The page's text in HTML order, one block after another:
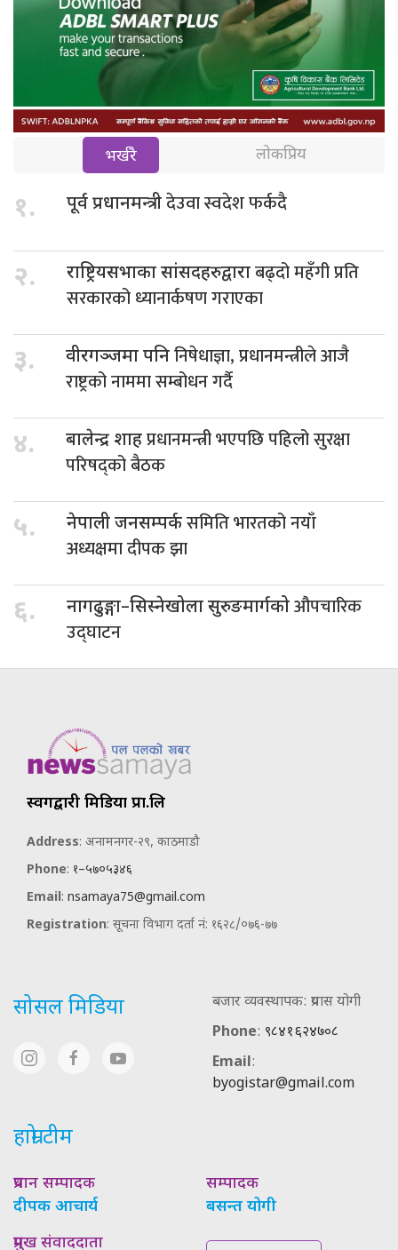
भर्खरै लोकप्रिय
१. पूर्व प्रधानमन्त्रीदेउवा स्वदेश फर्कदै
२. राष्ट्रियसभाका सांसदहरुद्वाराबढ्दो महँगी प्रति
सरकारको ध्यानार्कषण गराएका
३. वीरगञ्जमा पनिनिषेधाज्ञा, प्रधानमन्त्रीले आजै
राष्ट्रको नाममा सम्बोधन गर्दै
४. बालेन्द्र शाहप्रधानमन्त्री भएपछि पहिलो सुरक्षा
परिषद्को बैठक
५. नेपाली जनसम्पर्कसमिति भारतको नयाँ
अध्यक्षमा दीपक झा
६. नागढुङ्गा–सिस्नेखोला सुरुङमार्गकोऔपचारिक
उद्घाटन
स्वर्गद्वारी मिडिया प्रा.लि
Address: अनामनगर-२९, काठमाडौ
Phone: १–५७०५३४६
Email: nsamaya75@gmail.com
Registration: सूचना विभाग दर्ता नं: १६२८/०७६-७७
सोसल मिडिया
बजार व्यवस्थापक: प्रयास योगी
Phone: ९८४१६२४७०८
Email:
byogistar@gmail.com
हाम्रो टीम
प्रधान सम्पादक
दीपक आचार्य
सम्पादक
बसन्त योगी
प्रमुख संवाददाता